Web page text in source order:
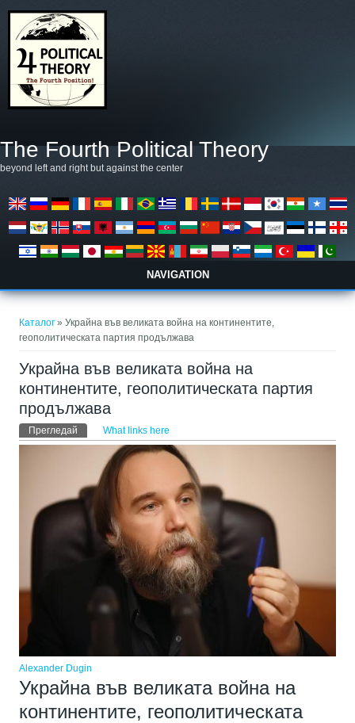
The Fourth Political Theory
beyond left and right but against the center
NAVIGATION
Каталог » Украйна във великата война на континентите,
геополитическата партия продължава
Украйна във великата война на
континентите, геополитическата партия
продължава
Primary tabs
Прегледай (активен раздел)
What links here
Alexander Dugin
Украйна във великата война на
континентите, геополитическата